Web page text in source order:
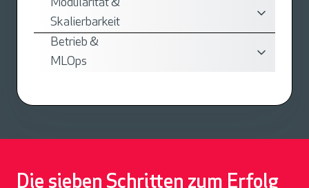
Modularität &
Skalierbarkeit
Betrieb &
MLOps
Die sieben Schritten zum Erfolg